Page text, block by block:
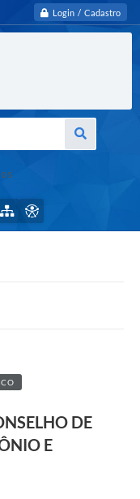
Login / Cadastro
DE
E